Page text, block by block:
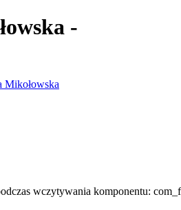
-
Mikołowska
wczytywania komponentu: